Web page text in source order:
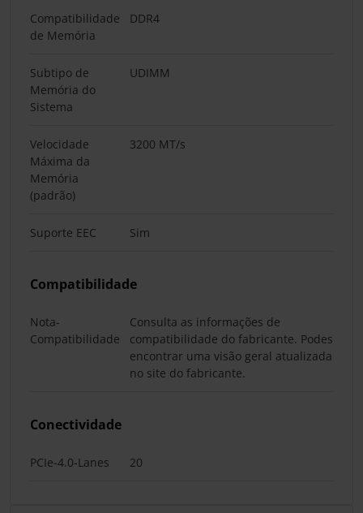
Compatibilidade
de Memória
DDR4
Subtipo de
Memória do
Sistema
UDIMM
Velocidade
Máxima da
Memória
(padrão)
3200 MT/s
Suporte EEC Sim
Compatibilidade
Nota-
Compatibilidade
Consulta as informações de
compatibilidade do fabricante. Podes
encontrar uma visão geral atualizada
no site do fabricante.
Conectividade
PCIe-4.0-Lanes 20